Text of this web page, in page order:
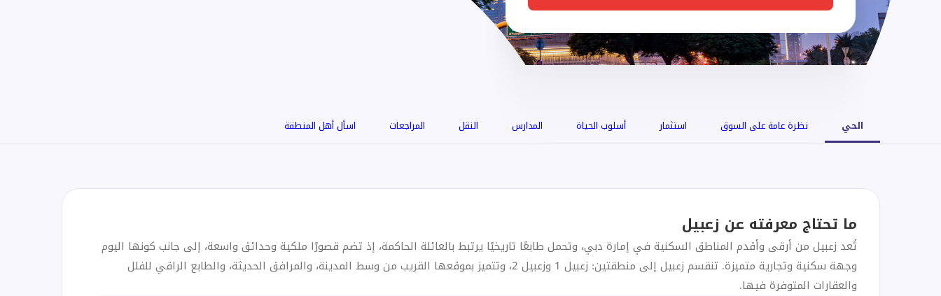
الحي نظرة عامة على السوق استثمار أسلوب الحياة المدارس النقل المراجعات اسأل أهل المنطقة
ما تحتاج معرفته عن زعبيل
تُعد زعبيل من أرقى وأقدم المناطق السكنية في إمارة دبي، وتحمل طابعًا تاريخيًا يرتبط بالعائلة الحاكمة، إذ تضم قصورًا ملكية وحدائق واسعة، إلى جانب كونها اليوم
وجهة سكنية وتجارية متميزة. تنقسم زعبيل إلى منطقتين: زعبيل 1 وزعبيل 2، وتتميز بموقعها القريب من وسط المدينة، والمرافق الحديثة، والطابع الراقي للفلل
والعقارات المتوفرة فيها.